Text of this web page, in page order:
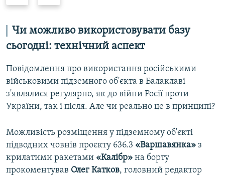
v
i
o
u
l
d
t
l
Чи можливо використовувати базу
сьогодні: технічний аспект
Повідомлення про використання російськими
військовими підземного об'єкта в Балаклаві
з'являлися регулярно, як до війни Росії проти
України, так і після. Але чи реально це в принципі?
Можливість розміщення у підземному об'єкті
підводних човнів проєкту 636.3 «Варшавянка» з
крилатими ракетами «Калібр» на борту
прокоментував Олег Катков, головний редактор